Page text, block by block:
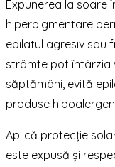
Expunerea la soare
hiperpigmentare
epilatul agresiv sau
strâmte pot întârzia
săptămâni, evită
produse
Aplică protecție
este expusă și